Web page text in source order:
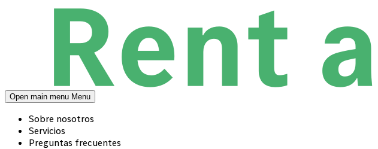
Open main menu Menu
Sobre nosotros
Servicios
Preguntas frecuentes